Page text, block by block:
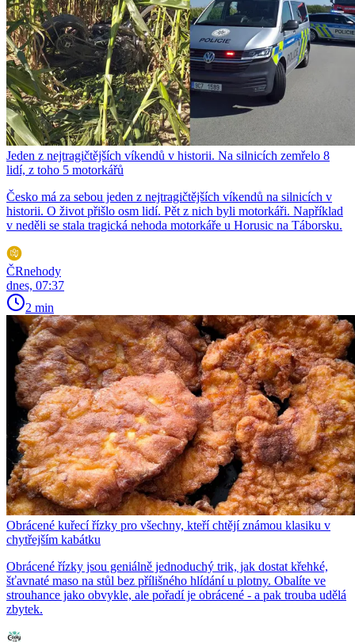
Jeden z nejtragičtějších víkendů v historii. Na silnicích zemřelo 8
lidí, z toho 5 motorkářů
Česko má za sebou jeden z nejtragičtějších víkendů na silnicích v
historii. O život přišlo osm lidí. Pět z nich byli motorkáři. Například
v neděli se stala tragická nehoda motorkáře u Horusic na Táborsku.
ČRnehody
dnes, 07:37
2 min
Obrácené kuřecí řízky pro všechny, kteří chtějí známou klasiku v
chytřejším kabátku
Obrácené řízky jsou geniálně jednoduchý trik, jak dostat křehké,
šťavnaté maso na stůl bez přílišného hlídání u plotny. Obalíte ve
strouhance jako obvykle, ale pořadí je obrácené - a pak trouba udělá
zbytek.